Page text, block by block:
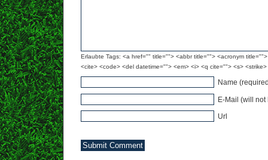
Erlaubte Tags: <a href="" title=""> <abbr title=""> <acronym
<cite> <code> <del datetime=""> <em> <i> <q cite=""> <s>
Name
E-Mail (will
Url